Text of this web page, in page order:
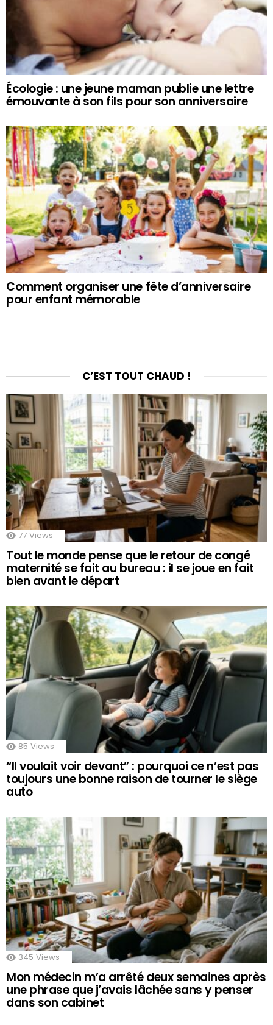
Écologie : une jeune maman publie une lettre
émouvante à son fils pour son anniversaire
Comment organiser une fête d’anniversaire
pour enfant mémorable
C’EST TOUT CHAUD !
77 Views
Tout le monde pense que le retour de congé
maternité se fait au bureau : il se joue en fait
bien avant le départ
85 Views
“Il voulait voir devant” : pourquoi ce n’est pas
toujours une bonne raison de tourner le siège
auto
345 Views
Mon médecin m’a arrêté deux semaines après
une phrase que j’avais lâchée sans y penser
dans son cabinet